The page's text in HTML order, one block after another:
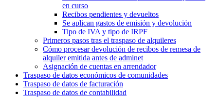
en curso
Recibos pendientes y devueltos
Se aplican gastos de emisión y devolución
Tipo de IVA y tipo de IRPF
Primeros pasos tras el traspaso de alquileres
Cómo procesar devolución de recibos de remesa de
alquiler emitida antes de adminet
Asignación de cuentas en arrendador
Traspaso de datos económicos de comunidades
Traspaso de datos de facturación
Traspaso de datos de contabilidad